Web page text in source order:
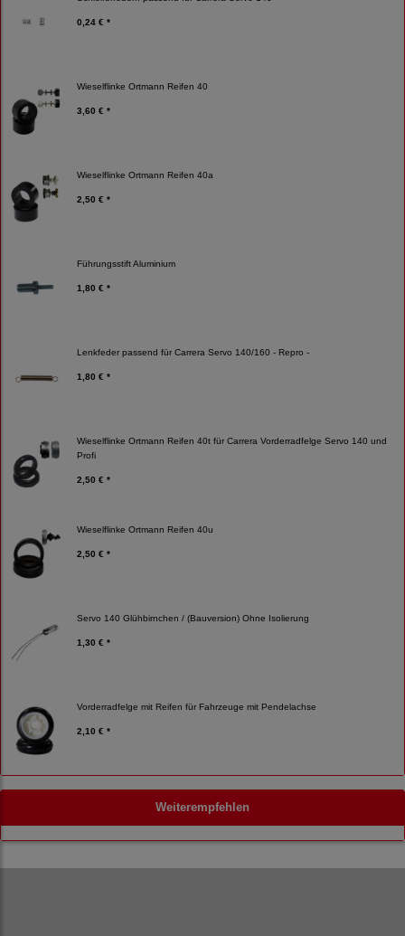
0,24 € *
Wieselflinke Ortmann Reifen 40
3,60 € *
Wieselflinke Ortmann Reifen 40a
2,50 € *
Führungsstift Aluminium
1,80 € *
Lenkfeder passend für Carrera Servo 140/160 - Repro -
1,80 € *
Wieselflinke Ortmann Reifen 40t für Carrera Vorderradfelge Servo 140 und
Profi
2,50 € *
Wieselflinke Ortmann Reifen 40u
2,50 € *
Servo 140 Glühbirnchen / (Bauversion) Ohne Isolierung
1,30 € *
Vorderradfelge mit Reifen für Fahrzeuge mit Pendelachse
2,10 € *
Weiterempfehlen